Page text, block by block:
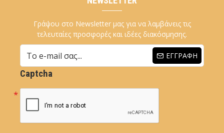
Γράψου στο Newsletter μας για να λαμβάνεις τις
τελευταίες προσφορές και ιδέες διακόσμησης.
ΕΓΓΡΑΦΉ
Captcha